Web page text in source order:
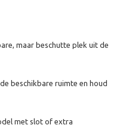
maar beschutte plek uit de
beschikbare ruimte en houd
met slot of extra